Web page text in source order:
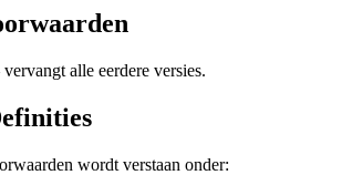
alle eerdere versies.
wordt verstaan onder: